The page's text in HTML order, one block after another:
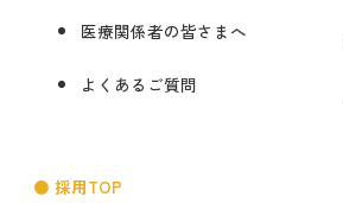
医療関係者の皆さまへ
よくあるご質問
● 採用TOP